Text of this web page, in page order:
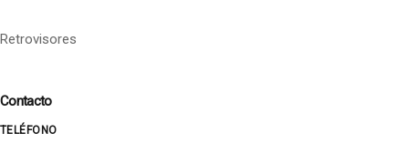
Retrovisores
Contacto
TELÉFONO